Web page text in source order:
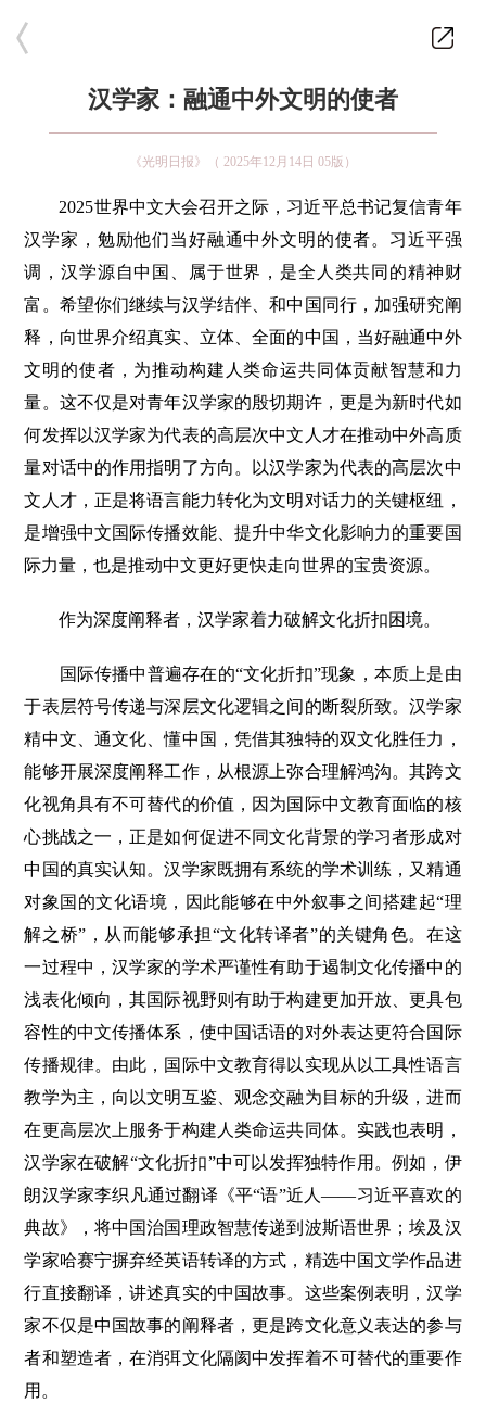
汉学家：融通中外文明的使者
《光明日报》（ 2025年12月14日 05版）
2025世界中文大会召开之际，习近平总书记复信青年
汉学家，勉励他们当好融通中外文明的使者。习近平强
调，汉学源自中国、属于世界，是全人类共同的精神财
富。希望你们继续与汉学结伴、和中国同行，加强研究阐
释，向世界介绍真实、立体、全面的中国，当好融通中外
文明的使者，为推动构建人类命运共同体贡献智慧和力
量。这不仅是对青年汉学家的殷切期许，更是为新时代如
何发挥以汉学家为代表的高层次中文人才在推动中外高质
量对话中的作用指明了方向。以汉学家为代表的高层次中
文人才，正是将语言能力转化为文明对话力的关键枢纽，
是增强中文国际传播效能、提升中华文化影响力的重要国
际力量，也是推动中文更好更快走向世界的宝贵资源。
作为深度阐释者，汉学家着力破解文化折扣困境。
国际传播中普遍存在的“文化折扣”现象，本质上是由
于表层符号传递与深层文化逻辑之间的断裂所致。汉学家
精中文、通文化、懂中国，凭借其独特的双文化胜任力，
能够开展深度阐释工作，从根源上弥合理解鸿沟。其跨文
化视角具有不可替代的价值，因为国际中文教育面临的核
心挑战之一，正是如何促进不同文化背景的学习者形成对
中国的真实认知。汉学家既拥有系统的学术训练，又精通
对象国的文化语境，因此能够在中外叙事之间搭建起“理
解之桥”，从而能够承担“文化转译者”的关键角色。在这
一过程中，汉学家的学术严谨性有助于遏制文化传播中的
浅表化倾向，其国际视野则有助于构建更加开放、更具包
容性的中文传播体系，使中国话语的对外表达更符合国际
传播规律。由此，国际中文教育得以实现从以工具性语言
教学为主，向以文明互鉴、观念交融为目标的升级，进而
在更高层次上服务于构建人类命运共同体。实践也表明，
汉学家在破解“文化折扣”中可以发挥独特作用。例如，伊
朗汉学家李织凡通过翻译《平“语”近人——习近平喜欢的
典故》，将中国治国理政智慧传递到波斯语世界；埃及汉
学家哈赛宁摒弃经英语转译的方式，精选中国文学作品进
行直接翻译，讲述真实的中国故事。这些案例表明，汉学
家不仅是中国故事的阐释者，更是跨文化意义表达的参与
者和塑造者，在消弭文化隔阂中发挥着不可替代的重要作
用。